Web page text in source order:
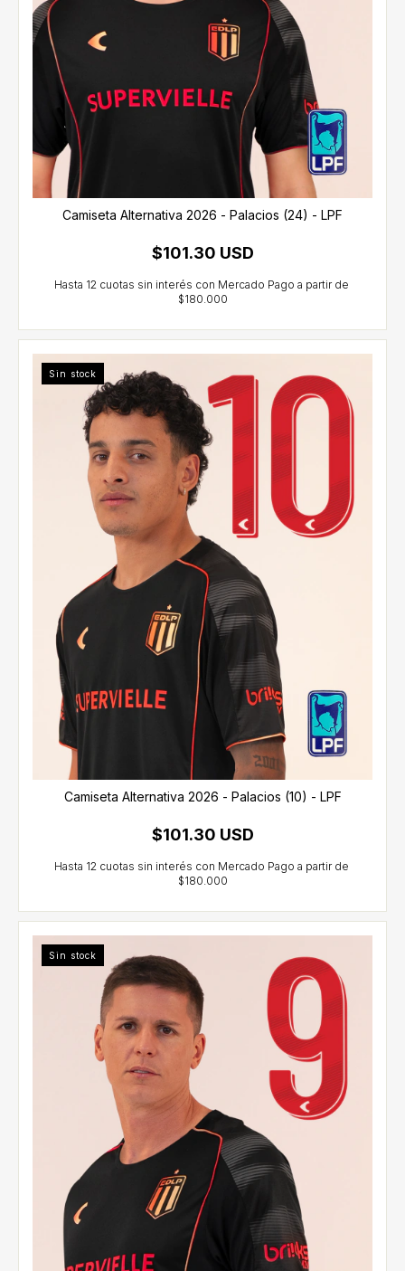
Camiseta Alternativa 2026 - Palacios (24) - LPF
$101.30 USD
Sin stock
Camiseta Alternativa 2026 - Palacios (10) - LPF
$101.30 USD
Sin stock